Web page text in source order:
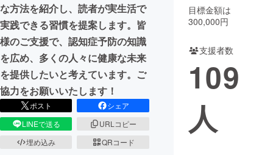
CAMPFIREふるさと納税machi-ya コミュニティ
な方法を紹介し、読者が実生活で
実践できる習慣を提案します。皆
様のご支援で、認知症予防の知識
を広め、多くの人々に健康な未来
を提供したいと考えています。ご
協力をお願いいたします！
ポスト
シェア
LINEで送る
URLコピー
埋め込み
QRコード
目標金額は
300,000円
支援者数
109
人